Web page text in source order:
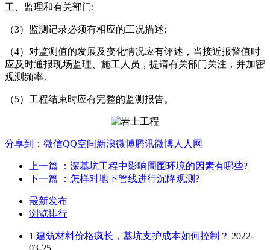
工、监理和有关部门;
（3）监测记录必须有相应的工况描述;
（4）对监测值的发展及变化情况应有评述，当接近报警值时
应及时通报现场监理、施工人员，提请有关部门关注，并加密
观测频率。
（5）工程结束时应有完整的监测报告。
分享到： 微信QQ空间新浪微博腾讯微博人人网
上一篇
：深基坑工程中影响周围环境的因素有哪些?
下一篇
：怎样对地下管线进行沉降观测?
最新发布
浏览排行
1 建筑材料价格疯长，基坑支护成本如何控制？ 2022-
03-25